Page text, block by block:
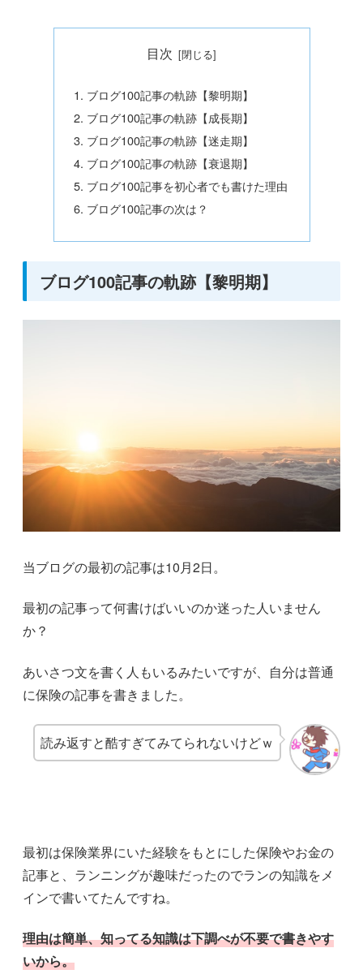
目次
ブログ100記事の軌跡【黎明期】
ブログ100記事の軌跡【成長期】
ブログ100記事の軌跡【迷走期】
ブログ100記事の軌跡【衰退期】
ブログ100記事を初心者でも書けた理由
ブログ100記事の次は？
ブログ100記事の軌跡【黎明期】
当ブログの最初の記事は10月2日。
最初の記事って何書けばいいのか迷った人いません
か？
あいさつ文を書く人もいるみたいですが、自分は普通
に保険の記事を書きました。
読み返すと酷すぎてみてられないけどｗ
最初は保険業界にいた経験をもとにした保険やお金の
記事と、ランニングが趣味だったのでランの知識をメ
インで書いてたんですね。
理由は簡単、知ってる知識は下調べが不要で書きやす
いから。